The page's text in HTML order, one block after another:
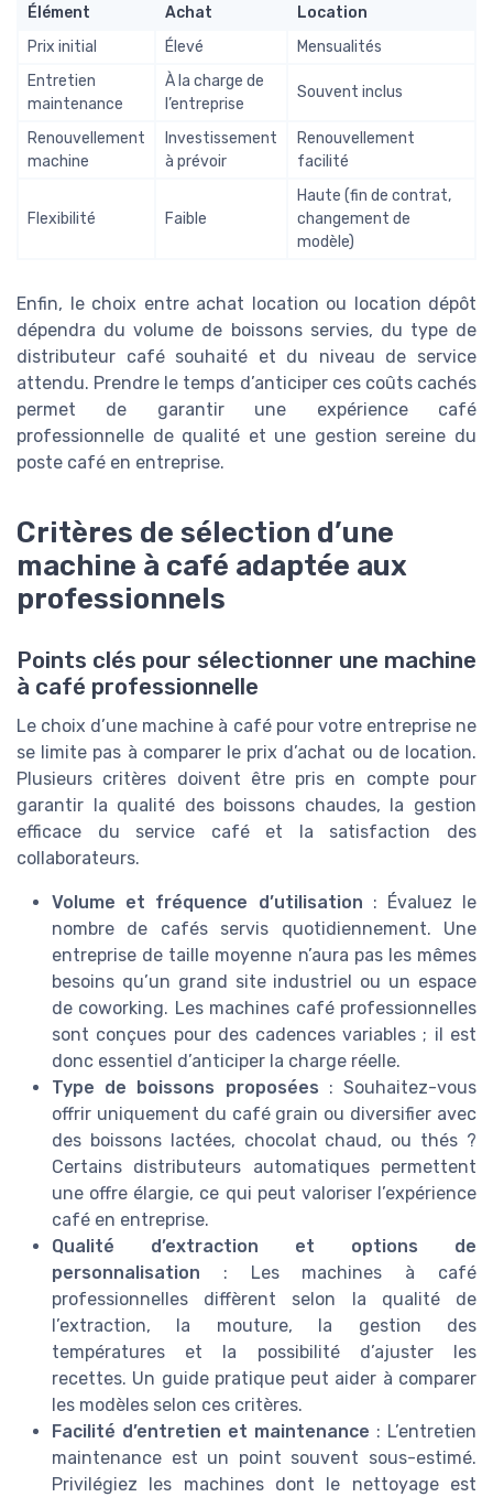
Élément Achat
Location
Prix initial
Élevé
Mensualités
Entretien
maintenance
À la charge de
l’entreprise
Souvent inclus
Renouvellement
machine
Investissement
à prévoir
Renouvellement
facilité
Flexibilité Faible
Haute (fin de contrat,
changement de
modèle)
Enfin, le choix entre achat location ou location dépôt
dépendra du volume de boissons servies, du type de
distributeur café souhaité et du niveau de service
attendu. Prendre le temps d’anticiper ces coûts cachés
permet de garantir une expérience café
professionnelle de qualité et une gestion sereine du
poste café en entreprise.
Critères de sélection d’une
machine à café adaptée aux
professionnels
Points clés pour sélectionner une machine
à café professionnelle
Le choix d’une machine à café pour votre entreprise ne
se limite pas à comparer le prix d’achat ou de location.
Plusieurs critères doivent être pris en compte pour
garantir la qualité des boissons chaudes, la gestion
efficace du service café et la satisfaction des
collaborateurs.
Volume et fréquence d’utilisation : Évaluez le
nombre de cafés servis quotidiennement. Une
entreprise de taille moyenne n’aura pas les mêmes
besoins qu’un grand site industriel ou un espace
de coworking. Les machines café professionnelles
sont conçues pour des cadences variables ; il est
donc essentiel d’anticiper la charge réelle.
Type de boissons proposées : Souhaitez-vous
offrir uniquement du café grain ou diversifier avec
des boissons lactées, chocolat chaud, ou thés ?
Certains distributeurs automatiques permettent
une offre élargie, ce qui peut valoriser l’expérience
café en entreprise.
Qualité d’extraction et options de
personnalisation : Les machines à café
professionnelles diffèrent selon la qualité de
l’extraction, la mouture, la gestion des
températures et la possibilité d’ajuster les
recettes. Un guide pratique peut aider à comparer
les modèles selon ces critères.
Facilité d’entretien et maintenance : L’entretien
maintenance est un point souvent sous-estimé.
Privilégiez les machines dont le nettoyage est